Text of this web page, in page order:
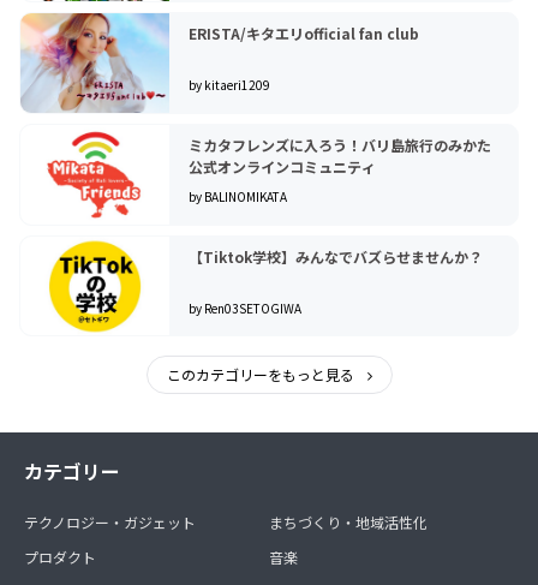
ERISTA/キタエリofficial fan club
by kitaeri1209
ミカタフレンズに入ろう！バリ島旅行のみかた
公式オンラインコミュニティ
by BALINOMIKATA
【Tiktok学校】みんなでバズらせませんか？
by Ren03SETOGIWA
このカテゴリーをもっと見る
カテゴリー
テクノロジー・ガジェット
プロダクト
まちづくり・地域活性化
音楽